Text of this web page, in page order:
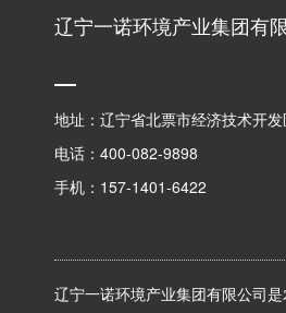
辽宁一诺环境产业集团有
地址：辽宁省北票市经济技术开
电话：400-082-9898
手机：157-1401-6422
辽宁一诺环境产业集团有限公司